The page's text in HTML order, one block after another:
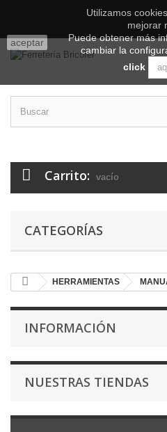
Carrito: vacío
CATEGORÍAS
HERRAMIENTAS
INFORMACIÓN
NUESTRAS TIENDAS
aceptar
Utilizamos
mejorar
Puede obtener más
cambiar la
click